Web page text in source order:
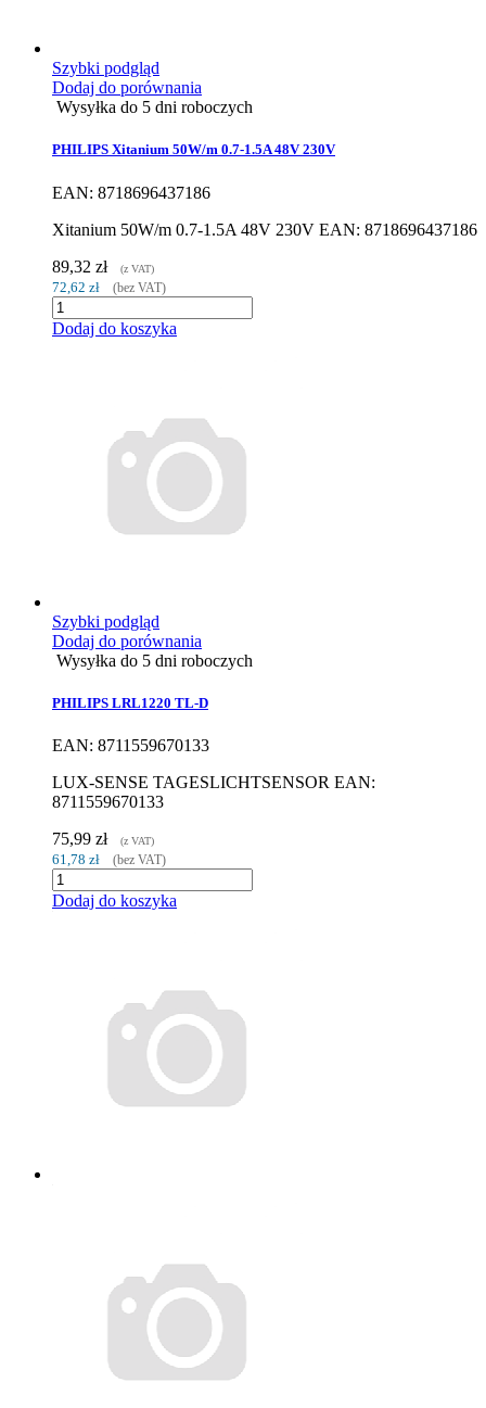
Szybki podgląd
Dodaj do porównania
Wysyłka do 5 dni roboczych
PHILIPS Xitanium 50W/m 0.7-1.5A 48V 230V
EAN: 8718696437186
Xitanium 50W/m 0.7-1.5A 48V 230V EAN: 8718696437186
89,32 zł
(z VAT)
72,62 zł (bez VAT)
Dodaj do koszyka
Szybki podgląd
Dodaj do porównania
Wysyłka do 5 dni roboczych
PHILIPS LRL1220 TL-D
EAN: 8711559670133
LUX-SENSE TAGESLICHTSENSOR EAN:
8711559670133
75,99 zł
(z VAT)
61,78 zł (bez VAT)
Dodaj do koszyka